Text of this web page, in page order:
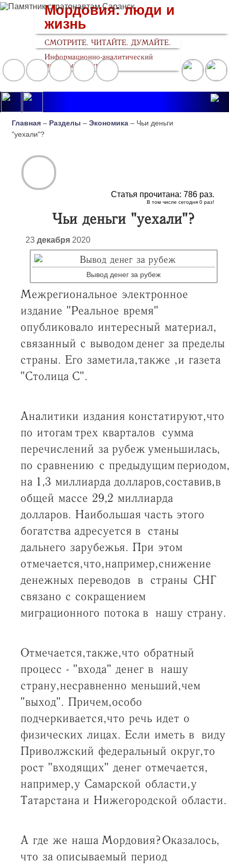
Мордовия: люди и
жизнь
СМОТРИТЕ. ЧИТАЙТЕ. ДУМАЙТЕ.
Информационно-аналитический
медийный ресурс
Главная – Разделы –Экономика – Чьи деньги
"уехали"?
Статья прочитана: 786раз.
В том числе сегодня 0раз!
Чьи деньги "уехали"?
23 декабря2020
Вывод денег за рубеж
Межрегиональное электронное
издание "Реальное время"
опубликовало интересный материал,
связанный с выводом денег за пределы
страны. Его заметила, также , и газета
"Столица С".
Аналитики издания констатируют, что
по итогам трех кварталов сумма
перечислений за рубеж уменьшилась,
по сравнению с предыдущим периодом,
на 1,3 миллиарда долларов, составив, в
общей массе 29,2 миллиарда
долларов. Наибольшая часть этого
богатства адресуется в станы
дальнего зарубежья. При этом
отмечается, что, например, снижение
денежных переводов в страны СНГ
связано с сокращением
миграционного потока в нашу страну.
Отмечается, также, что обратный
процесс - "входа" денег в нашу
страну, несравненно меньший, чем
"выход". Причем, особо
подчеркивается, что речь идет о
физических лицах. Если иметь в виду
Приволжский федеральный округ, то
рост "входящих" денег отмечается,
например, у Самарской области, у
Татарстана и Нижегородской области.
А где же наша Мордовия? Оказалось,
что за описываемый период